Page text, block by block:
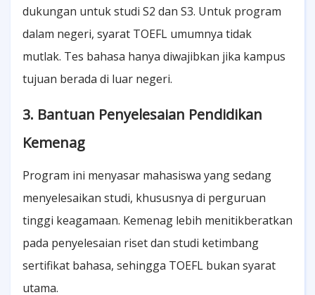
dukungan untuk studi S2 dan S3. Untuk program
dalam negeri, syarat TOEFL umumnya tidak
mutlak. Tes bahasa hanya diwajibkan jika kampus
tujuan berada di luar negeri.
3. Bantuan Penyelesaian Pendidikan
Kemenag
Program ini menyasar mahasiswa yang sedang
menyelesaikan studi, khususnya di perguruan
tinggi keagamaan. Kemenag lebih menitikberatkan
pada penyelesaian riset dan studi ketimbang
sertifikat bahasa, sehingga TOEFL bukan syarat
utama.